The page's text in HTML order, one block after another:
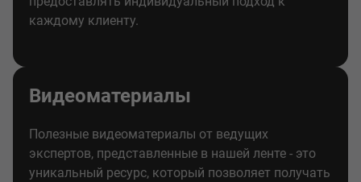
каждому клиенту.
Видеоматериалы
Полезные видеоматериалы от ведущих
экспертов, представленные в нашей ленте - это
уникальный ресурс, который позволяет получать